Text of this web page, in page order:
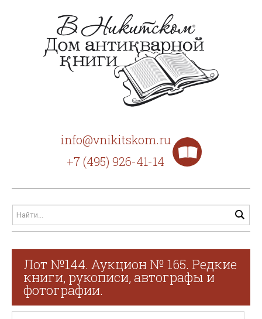
info@vnikitskom.ru
+7 (495) 926-41-14
Лот №144. Аукцион № 165. Редкие
книги, рукописи, автографы и
фотографии.